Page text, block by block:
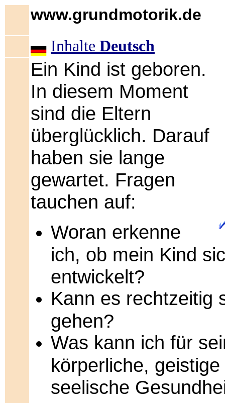
www.grundmotorik.de
Inhalte Deutsch
Ein Kind ist geboren.
In diesem Moment
sind die Eltern
überglücklich. Darauf
haben sie lange
gewartet. Fragen
tauchen auf:
Woran erkenne
ich, ob mein Kind
entwickelt?
Kann es rechtzeitig
gehen?
Was kann ich für
körperliche, geistige
seelische